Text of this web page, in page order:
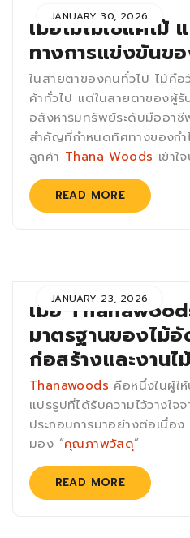
JANUARY 30, 2026
เมื่อไม้ไม่ใช่แค่ไม้
ทางการแข่งขันข
ในสายตาของคนทั่วไป ไม้คื
ค้าทั่วไป แต่ในสายตาของผู้
อสังหาริมทรัพย์ระดับมืออา
สำคัญที่กำหนดทิศทางของกำ
ลูกค้า Thana Woods เข้า
READ MORE
JANUARY 23, 2026
เมื่อ
มาตรฐานของไม้
ก่อสร้างและงานไม้
Thanawoods คือหนึ่งในผู้ใ
แปรรูปที่ได้รับความไว้วางใจ
ประกอบการมาอย่างต่อเนื่อ
มอง “คุณภาพวัสดุ”
READ MORE